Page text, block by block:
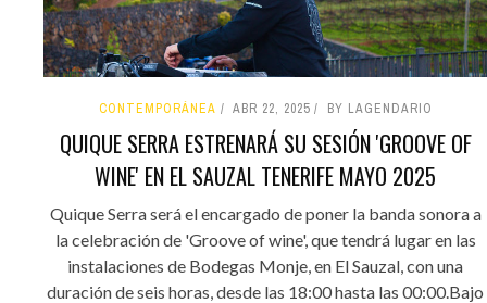
CONTEMPORÁNEA ABR 22, 2025 BY LAGENDARIO
QUIQUE SERRA ESTRENARÁ SU SESIÓN 'GROOVE OF
WINE' EN EL SAUZAL TENERIFE MAYO 2025
Quique Serra será el encargado de poner la banda sonora a
la celebración de 'Groove of wine', que tendrá lugar en las
instalaciones de Bodegas Monje, en El Sauzal, con una
duración de seis horas, desde las 18:00 hasta las 00:00.Bajo